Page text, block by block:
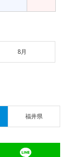
8月
福井県